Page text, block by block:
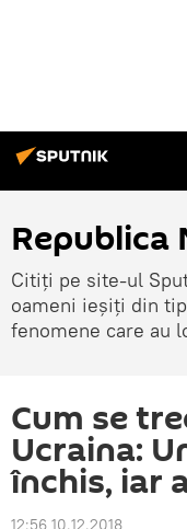
Republica
Citiți pe site-ul
oameni ieșiți din
fenomene care au
Cum se
Ucraina:
închis, iar
12:56 10.12.2018